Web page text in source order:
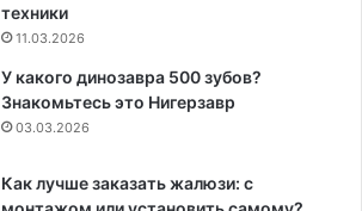
техники
11.03.2026
У какого динозавра 500 зубов?
Знакомьтесь это Нигерзавр
03.03.2026
Как лучше заказать жалюзи: с